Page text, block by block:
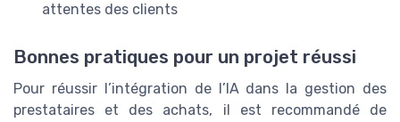
attentes des clients
Bonnes pratiques pour un projet réussi
Pour réussir l’intégration de l’IA dans la gestion des
prestataires et des achats, il est recommandé de